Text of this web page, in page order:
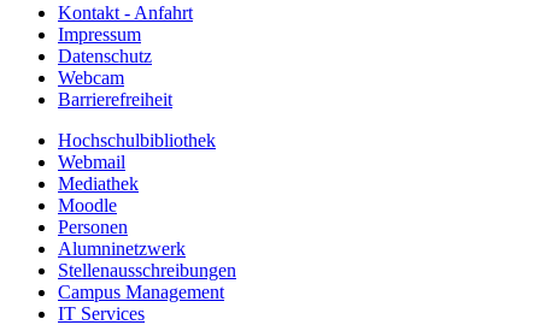
Kontakt - Anfahrt
Impressum
Datenschutz
Webcam
Barrierefreiheit
Hochschulbibliothek
Webmail
Mediathek
Moodle
Personen
Alumninetzwerk
Stellenausschreibungen
Campus Management
IT Services